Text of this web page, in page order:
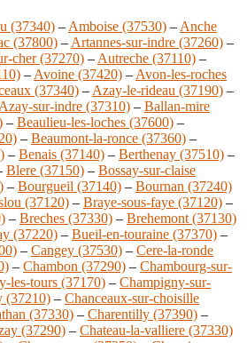
(37340) – Amboise (37530) – Anche
(37800) – Artannes-sur-indre (37260) –
cher (37270) – Autreche (37110) –
– Avoine (37420) – Avon-les-roches
(37340) – Azay-le-rideau (37190) –
Azay-sur-indre (37310) – Ballan-mire
– Beaulieu-les-loches (37600) –
– Beaumont-la-ronce (37360) –
– Benais (37140) – Berthenay (37510) –
Blere (37150) – Bossay-sur-claise
– Bourgueil (37140) – Bournan (37240)
(37120) – Braye-sous-faye (37120) –
– Breches (37330) – Brehemont (37130)
(37220) – Bueil-en-touraine (37370) –
– Cangey (37530) – Cere-la-ronde
– Chambon (37290) – Chambourg-sur-
les-tours (37170) – Champigny-sur-
(37210) – Chanceaux-sur-choisille
(37330) – Charentilly (37390) –
(37290) – Chateau-la-valliere (37330)